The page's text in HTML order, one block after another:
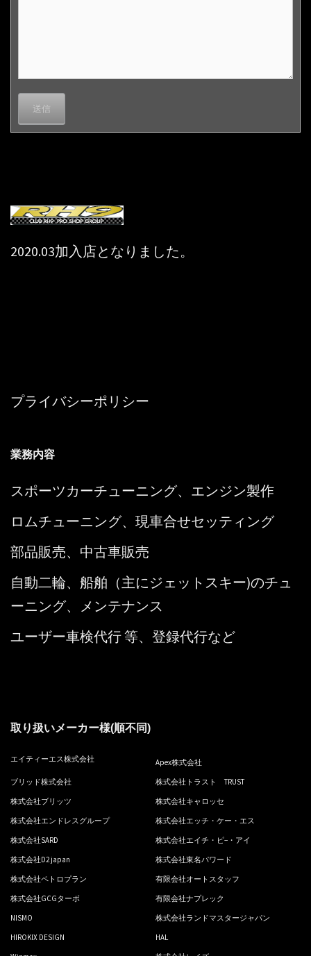
2020.03加入店となりました。
プライバシーポリシー
業務内容
スポーツカーチューニング、エンジン製作
ロムチューニング、現車合せセッティング
部品販売、中古車販売
自動二輪、船舶（主にジェットスキー)のチュ
ーニング、メンテナンス
ユーザー車検代行 等、登録代行など
取り扱いメーカー様(順不同)
エイティーエス株式会社
Apex株式会社
ブリッド株式会社
株式会社トラスト TRUST
株式会社ブリッツ
株式会社キャロッセ
株式会社エンドレスグループ
株式会社エッチ・ケー・エス
株式会社SARD
株式会社エイチ・ピ−・アイ
株式会社D2 japan
株式会社東名パワード
株式会社ペトロプラン
有限会社オートスタッフ
株式会社GCGターボ
有限会社ナプレック
NISMO
株式会社ランドマスタージャパン
HIROKIX DESIGN
HAL